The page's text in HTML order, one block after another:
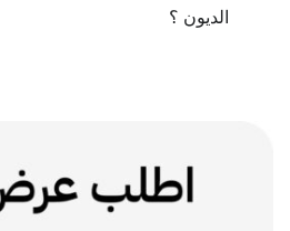
الديون ؟